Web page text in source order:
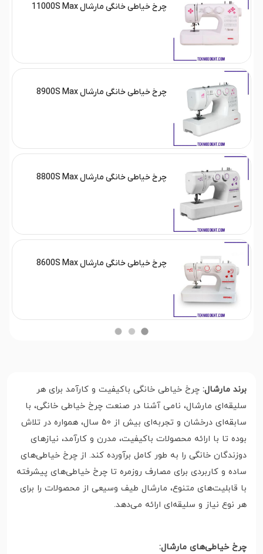
چرخ خیاطی خانگی مارشال 11000S Max
چرخ خیاطی خانگی مارشال 8900S Max
چرخ خیاطی خانگی مارشال 8800S Max
چرخ خیاطی خانگی مارشال 8600S Max
برند مارشال: چرخ خیاطی خانگی باکیفیت و کارآمد برای هر
سلیقه‌ای مارشال، نامی آشنا در صنعت چرخ خیاطی خانگی، با
سابقه‌ای درخشان و تجربه‌ای بیش از 50 سال، همواره در تلاش
بوده تا با ارائه محصولات باکیفیت، مدرن و کارآمد، نیازهای
دوزندگان خانگی را به طور کامل برآورده کند. از چرخ خیاطی‌های
ساده و کاربردی برای مصارف روزمره تا چرخ خیاطی‌های پیشرفته
با قابلیت‌های متنوع، مارشال طیف وسیعی از محصولات را برای
هر نوع نیاز و سلیقه‌ای ارائه می‌دهد.
چرخ خیاطی‌های مارشال: